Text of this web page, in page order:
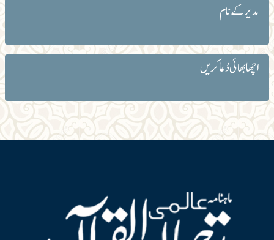
مدیر کے نام
اچھا بھائی دُعا کریں